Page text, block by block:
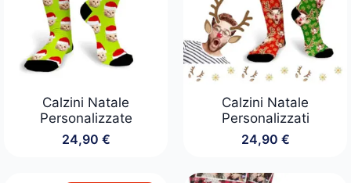
Calzini Natale
Personalizzate
24,90 €
Calzini Natale
Personalizzati
24,90 €